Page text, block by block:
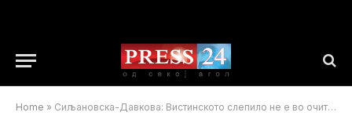
Home » Сиљановска-Давкова: Вистинското слепило не е во очите, туку во нечувствителноста на срцето